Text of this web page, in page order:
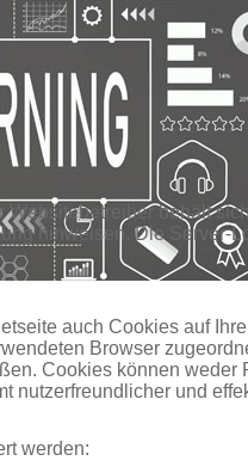
behält
hinweisen. Die Server-
auch Cookies auf
Browser
Cookies können weder
nutzerfreundlicher und
werden: